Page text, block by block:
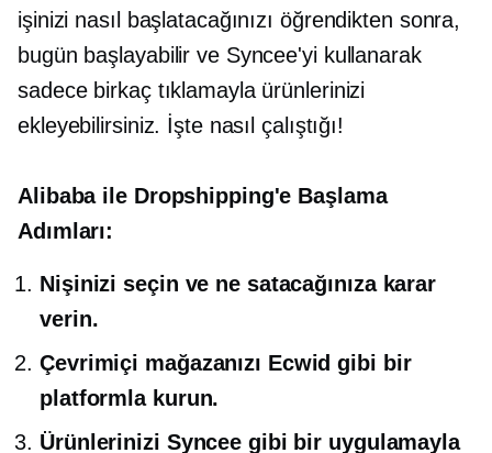
işinizi nasıl başlatacağınızı öğrendikten sonra,
bugün başlayabilir ve Syncee'yi kullanarak
sadece birkaç tıklamayla ürünlerinizi
ekleyebilirsiniz. İşte nasıl çalıştığı!
Alibaba ile Dropshipping'e Başlama
Adımları:
Nişinizi seçin ve ne satacağınıza karar
verin.
Çevrimiçi mağazanızı Ecwid gibi bir
platformla kurun.
Ürünlerinizi Syncee gibi bir uygulamayla